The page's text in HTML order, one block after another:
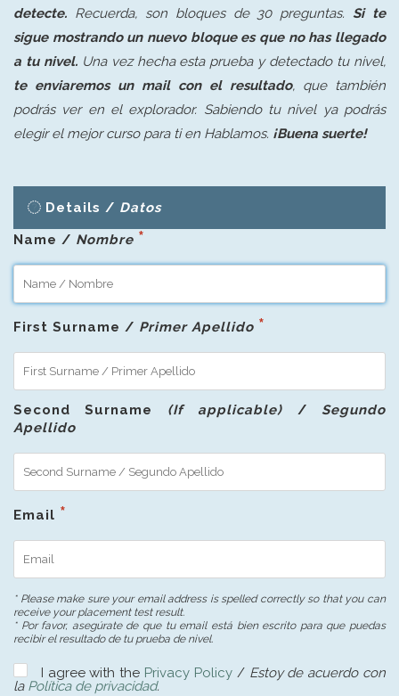
detecte. Recuerda, son bloques de 30 preguntas.Si te
sigue mostrando un nuevo bloque es que no has llegado
a tu nivel.Una vez hecha esta prueba y detectado tu nivel,
te enviaremos un mail con el resultado, que también
podrás ver en el explorador. Sabiendo tu nivel ya podrás
elegir el mejor curso para ti en Hablamos. ¡Buena suerte!
Details / Datos
Name / Nombre
First Surname / Primer Apellido
Second Surname (If applicable) /Segundo
Apellido
Email
* Please make sure your email address is spelled correctly so that you can
receive your placement test result.
* Por favor, asegúrate de que tu email está bien escrito para que puedas
recibir el resultado de tu prueba de nivel.
I agree with the Privacy Policy/ Estoy de acuerdo con
la Política de privacidad.